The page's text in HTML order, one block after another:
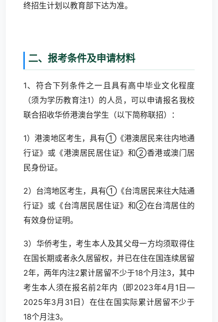
终招生计划以教育部下达为准。
二、报考条件及申请材料
1、符合下列条件之一且具有高中毕业文化程度
（须为学历教育注1）的人员，可以申请报名我校
联合招收华侨港澳台学生（以下简称联招）：
1）港澳地区考生，具有①《港澳居民来往内地通
行证》或《港澳居民居住证》和②香港或澳门居
民身份证。
2）台湾地区考生，具有①《台湾居民来往大陆通
行证》或《台湾居民居住证》和②在台湾居住的
有效身份证明。
3）华侨考生，考生本人及其父母一方均须取得住
在国长期或者永久居留权，并已在住在国连续居留
2年，两年内注2累计居留不少于18个月注3，其中
考生本人须在报名前2年内（即2023年4月1日—
2025年3月31日）在住在国实际累计居留不少于
18个月注3。